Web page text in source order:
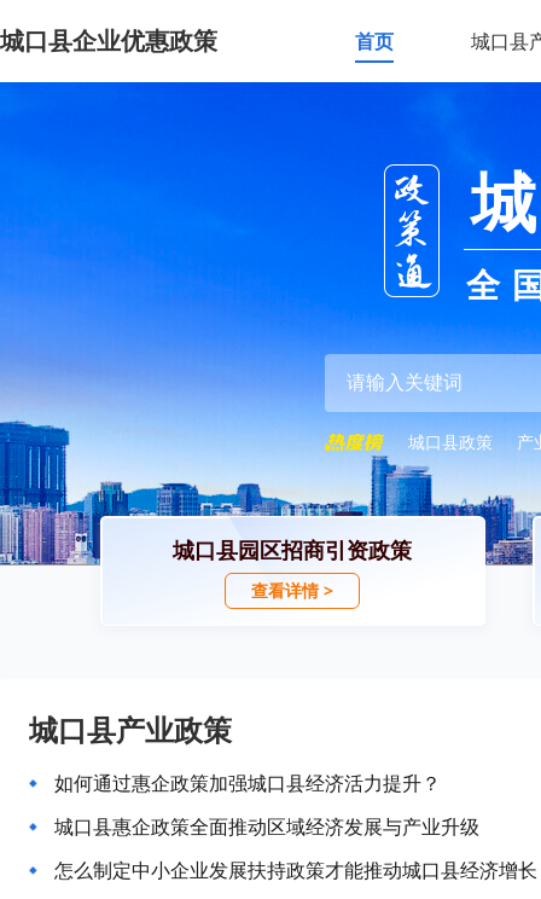
城口县企业优惠政策 首页 城口县
全
城口县政策 产
城口县园区招商引资政策
查看详情 >
城口县产业政策
如何通过惠企政策加强城口县经济活力提升？
城口县惠企政策全面推动区域经济发展与产业升级
怎么制定中小企业发展扶持政策才能推动城口县经济增